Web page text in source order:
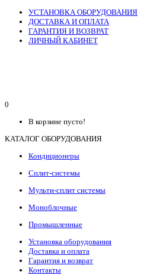
УСТАНОВКА ОБОРУДОВАНИЯ
ДОСТАВКА И ОПЛАТА
ГАРАНТИЯ И ВОЗВРАТ
ЛИЧНЫЙ КАБИНЕТ
0
В корзине пусто!
КАТАЛОГ ОБОРУДОВАНИЯ
Кондиционеры
Сплит-системы
Мульти-сплит системы
Моноблочные
Промышленные
Установка оборудования
Доставка и оплата
Гарантия и возврат
Контакты